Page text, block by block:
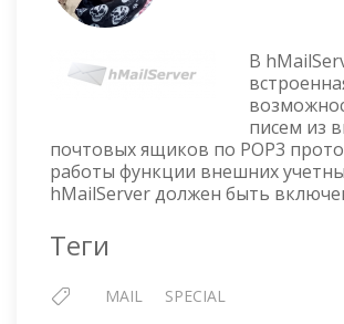
В
писем из
почтовых ящиков по POP3
работы функции внешних
hMailServer должен быть
Теги
MAIL SPECIAL